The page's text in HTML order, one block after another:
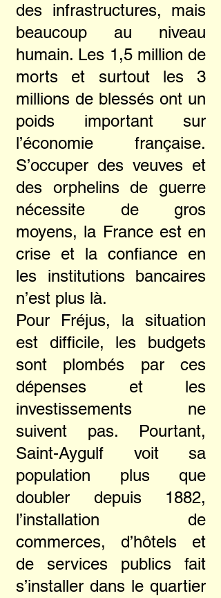
des infrastructures, mais
beaucoup au niveau
humain. Les 1,5 million de
morts et surtout les 3
millions de blessés ont un
poids important sur
l’économie française.
S’occuper des veuves et
des orphelins de guerre
nécessite de gros
moyens, la France est en
crise et la confiance en
les institutions bancaires
n’est plus là.
Pour Fréjus, la situation
est difficile, les budgets
sont plombés par ces
dépenses et les
investissements ne
suivent pas. Pourtant,
Saint-Aygulf voit sa
population plus que
doubler depuis 1882,
l’installation de
commerces, d’hôtels et
de services publics fait
s’installer dans le quartier